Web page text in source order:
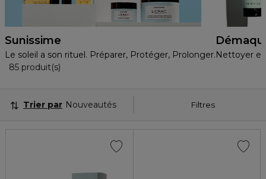
Sunissime
Le soleil a son rituel. Préparer, Protéger, Prolonger.​Nettoyer et
85 produit(s)
Filtres
Trier par Nouveautés